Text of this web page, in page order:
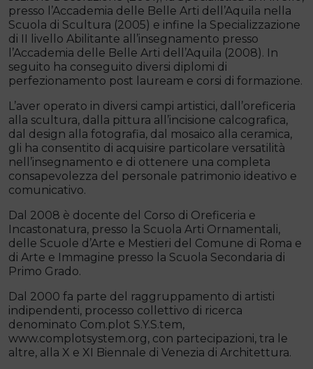
presso l’Accademia delle Belle Arti dell’Aquila nella
Scuola di Scultura (2005) e infine la Specializzazione
di II livello Abilitante all’insegnamento presso
l’Accademia delle Belle Arti dell’Aquila (2008). In
seguito ha conseguito diversi diplomi di
perfezionamento post lauream e corsi di formazione.
L’aver operato in diversi campi artistici, dall’oreficeria
alla scultura, dalla pittura all’incisione calcografica,
dal design alla fotografia, dal mosaico alla ceramica,
gli ha consentito di acquisire particolare versatilità
nell’insegnamento e di ottenere una completa
consapevolezza del personale patrimonio ideativo e
comunicativo.
Dal 2008 è docente del Corso di Oreficeria e
Incastonatura, presso la Scuola Arti Ornamentali,
delle Scuole d’Arte e Mestieri del Comune di Roma e
di Arte e Immagine presso la Scuola Secondaria di
Primo Grado.
Dal 2000 fa parte del raggruppamento di artisti
indipendenti, processo collettivo di ricerca
denominato Com.plot S.Y.S.tem,
www.complotsystem.org, con partecipazioni, tra le
altre, alla X e XI Biennale di Venezia di Architettura.